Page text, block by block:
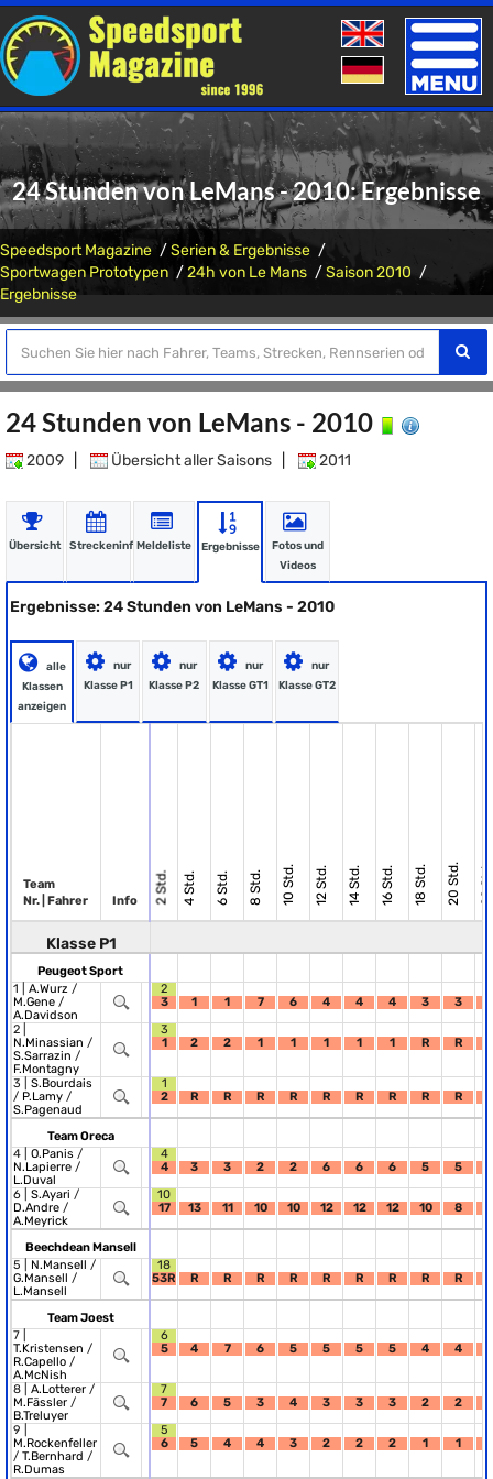
Toggle
24 Stunden von LeMans - 2010: Ergebnisse
Speedsport Magazine
Serien & Ergebnisse
Sportwagen Prototypen
24h von Le Mans
Saison 2010
Ergebnisse
24 Stunden von LeMans - 2010
2009 Übersicht aller Saisons 2011
Übersicht StreckeninfoMeldeliste Ergebnisse
Fotos und
Videos
Ergebnisse: 24 Stunden von LeMans - 2010
alle
Klassen
anzeigen
nur
Klasse P1
nur
Klasse P2
nur
Klasse GT1
nur
Klasse GT2
Klasse P1
Team
Nr. | Fahrer
Info 2 Std. 4 Std. 6 Std. 8 Std. 10 Std. 12 Std. 14 Std. 16 Std. 18 Std. 20 Std. 22 Std.
Peugeot Sport
1 | A.Wurz /
M.Gene /
A.Davidson
2
3
1 1 7 6 4 4 4 3 3
2 |
N.Minassian /
S.Sarrazin /
F.Montagny
3
1
2 2 1 1 1 1 1 R R
3 | S.Bourdais
/ P.Lamy /
S.Pagenaud
1
2
R R R R R R R R R
Team Oreca
4 | O.Panis /
N.Lapierre /
L.Duval
4
4
3 3 2 2 6 6 6 5 5
6 | S.Ayari /
D.Andre /
A.Meyrick
10
17
13 11 10 10 12 12 12 10 8
Beechdean Mansell
5 | N.Mansell /
G.Mansell /
L.Mansell
18
53R
R R R R R R R R R
Team Joest
7 |
T.Kristensen /
R.Capello /
A.McNish
6
5
4 7 6 5 5 5 5 4 4
8 | A.Lotterer /
M.Fässler /
B.Treluyer
7
7
6 5 3 4 3 3 3 2 2
9 |
M.Rockenfeller
/ T.Bernhard /
R.Dumas
5
6
5 4 4 3 2 2 2 1 1